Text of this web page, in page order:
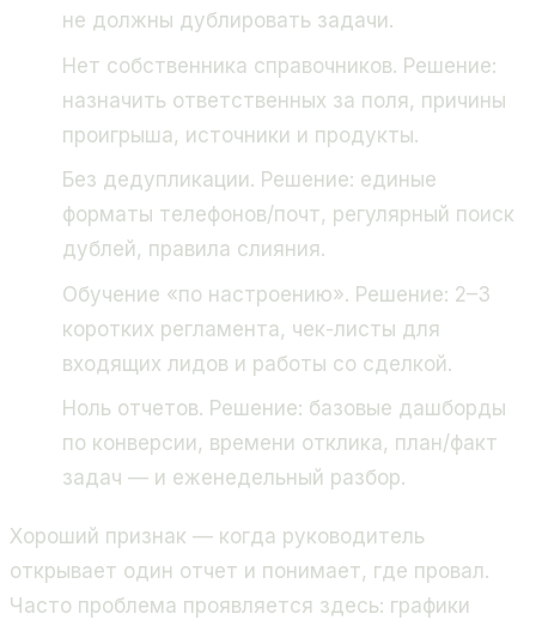
не должны дублировать задачи.
Нет собственника справочников. Решение:
назначить ответственных за поля, причины
проигрыша, источники и продукты.
Без дедупликации. Решение: единые
форматы телефонов/почт, регулярный поиск
дублей, правила слияния.
Обучение «по настроению». Решение: 2–3
коротких регламента, чек-листы для
входящих лидов и работы со сделкой.
Ноль отчетов. Решение: базовые дашборды
по конверсии, времени отклика, план/факт
задач — и еженедельный разбор.
Хороший признак — когда руководитель
открывает один отчет и понимает, где провал.
Часто проблема проявляется здесь: графики